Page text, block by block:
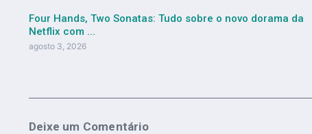
Four Hands, Two Sonatas: Tudo sobre o novo dorama da
Netflix com ...
agosto 3, 2026
Deixe um Comentário